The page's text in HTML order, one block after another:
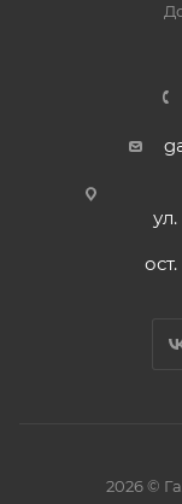
2026 ©